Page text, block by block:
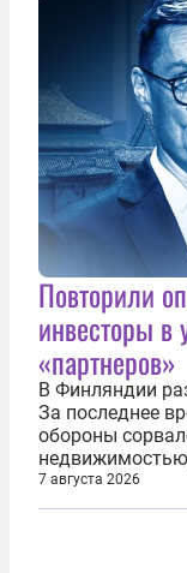
Повторили
инвесторы в
«партнеров»
В Финляндии
За последнее
обороны
фирмами с
заявили, что
7 августа 2026